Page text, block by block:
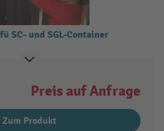
SC- und SGL-Container
Preis auf Anfrage
Zum Produkt